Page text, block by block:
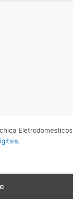
Eletrodomesticos
.